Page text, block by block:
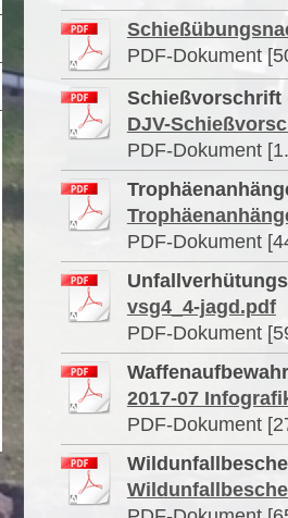
PDF-Dokument
Schießvorschrift
DJV-
PDF-Dokument
PDF-Dokument
vsg4_4-jagd.pdf
PDF-Dokument
2017-07
PDF-Dokument